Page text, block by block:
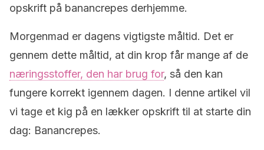
opskrift på banancrepes derhjemme.
Morgenmad er dagens vigtigste måltid. Det er
gennem dette måltid, at din krop får mange af de
næringsstoffer, den har brug for, så den kan
fungere korrekt igennem dagen. I denne artikel vil
vi tage et kig på en lækker opskrift til at starte din
dag: Banancrepes.